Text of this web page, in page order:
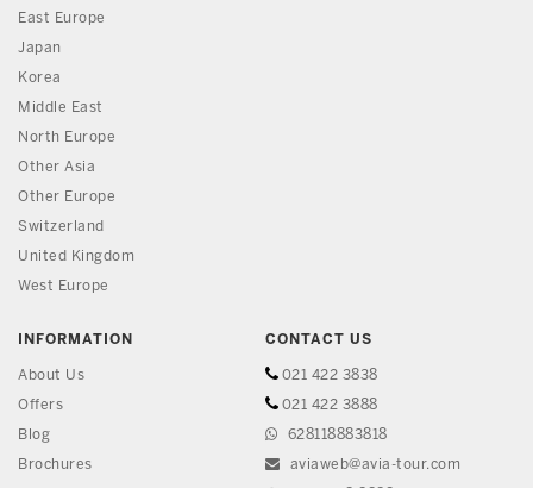
East Europe
Japan
Korea
Middle East
North Europe
Other Asia
Other Europe
Switzerland
United Kingdom
West Europe
INFORMATION
About Us
Offers
Blog
Brochures
CONTACT US
021 422 3838
021 422 3888
628118883818
aviaweb@avia-tour.com